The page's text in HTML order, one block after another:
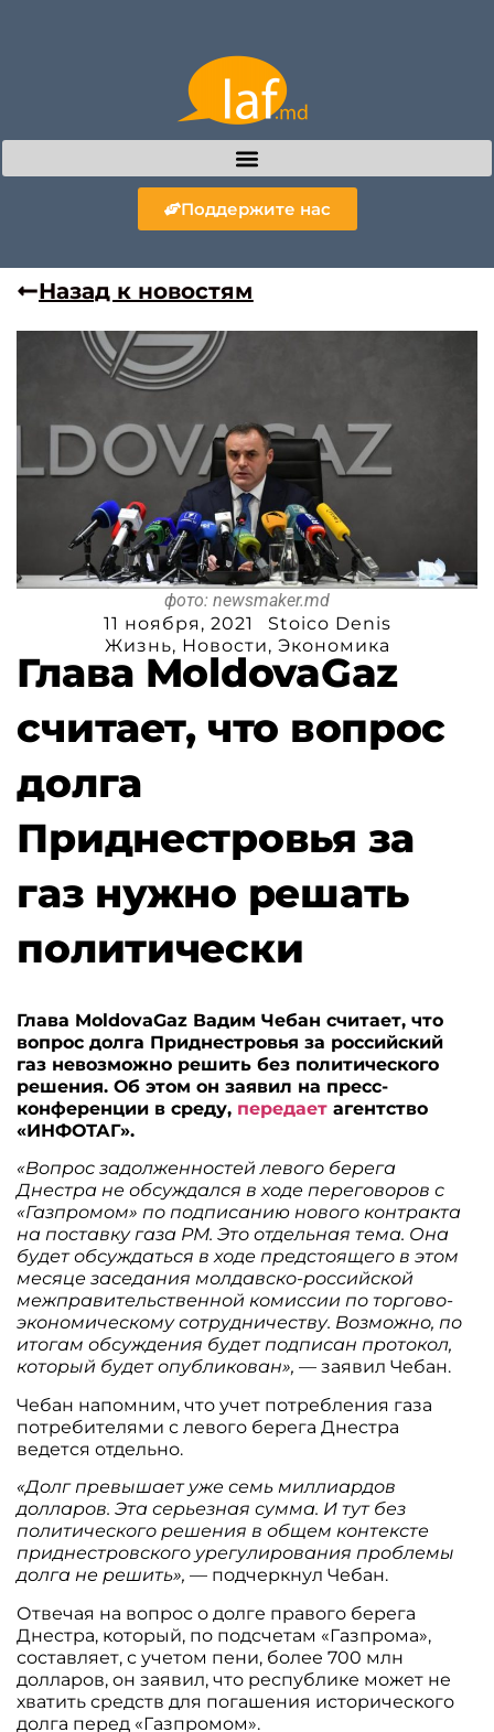
Поддержите нас
Назад к новостям
фото: newsmaker.md
11 ноября, 2021
Stoico Denis
Жизнь, Новости, Экономика
Глава MoldovaGaz
считает, что вопрос
долга
Приднестровья за
газ нужно решать
политически
Глава MoldovaGaz Вадим Чебан считает, что
вопрос долга Приднестровья за российский
газ невозможно решить без политического
решения. Об этом он заявил на пресс-
конференции в среду, передает агентство
«ИНФОТАГ».
«Вопрос задолженностей левого берега
Днестра не обсуждался в ходе переговоров с
«Газпромом» по подписанию нового контракта
на поставку газа РМ. Это отдельная тема. Она
будет обсуждаться в ходе предстоящего в этом
месяце заседания молдавско-российской
межправительственной комиссии по торгово-
экономическому сотрудничеству. Возможно, по
итогам обсуждения будет подписан протокол,
который будет опубликован», — заявил Чебан.
Чебан напомним, что учет потребления газа
потребителями с левого берега Днестра
ведется отдельно.
«Долг превышает уже семь миллиардов
долларов. Эта серьезная сумма. И тут без
политического решения в общем контексте
приднестровского урегулирования проблемы
долга не решить»,— подчеркнул Чебан.
Отвечая на вопрос о долге правого берега
Днестра, который, по подсчетам «Газпрома»,
составляет, с учетом пени, более 700 млн
долларов, он заявил, что республике может не
хватить средств для погашения исторического
долга перед «Газпромом».